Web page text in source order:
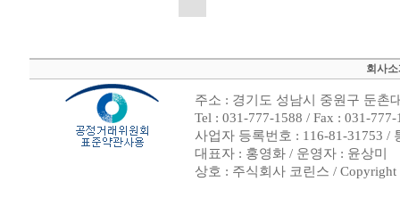
회사소
주소 : 경기도 성남시 중원구 둔촌
Tel : 031-777-1588 / Fax : 031-
사업자 등록번호 : 116-81-31753 /
대표자 : 홍영화 / 운영자 : 윤상미
상호 : 주식회사 코린스 /